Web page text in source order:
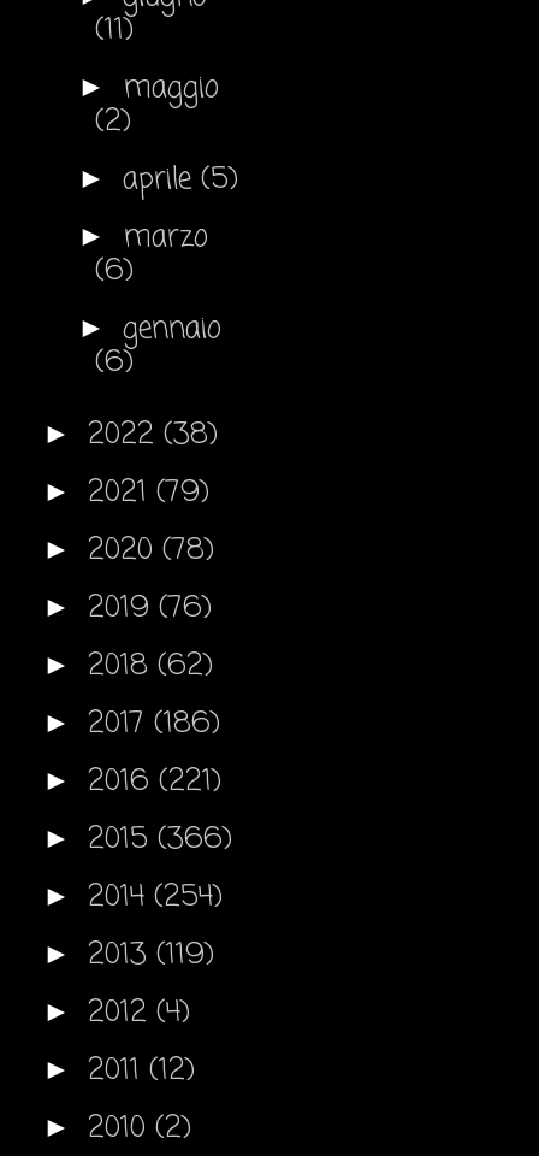
(11)
► maggio
(2)
► aprile (5)
► marzo
(6)
► gennaio
(6)
► 2022 (38)
► 2021 (79)
► 2020 (78)
► 2019 (76)
► 2018 (62)
► 2017 (186)
► 2016 (221)
► 2015 (366)
► 2014 (254)
► 2013 (119)
► 2012 (4)
► 2011 (12)
► 2010 (2)